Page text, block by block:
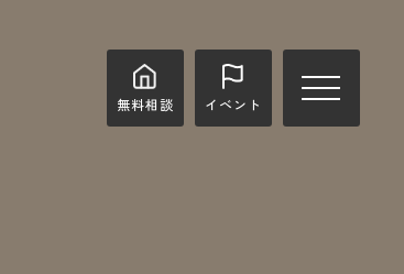
無料相談 イベント